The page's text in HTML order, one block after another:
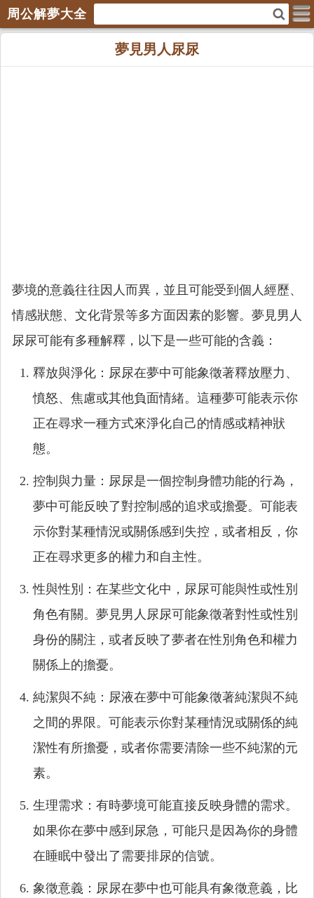
周公解夢大全
夢見男人尿尿
夢境的意義往往因人而異，並且可能受到個人經歷、
情感狀態、文化背景等多方面因素的影響。夢見男人
尿尿可能有多種解釋，以下是一些可能的含義：
釋放與淨化：尿尿在夢中可能象徵著釋放壓力、
憤怒、焦慮或其他負面情緒。這種夢可能表示你
正在尋求一種方式來淨化自己的情感或精神狀
態。
控制與力量：尿尿是一個控制身體功能的行為，
夢中可能反映了對控制感的追求或擔憂。可能表
示你對某種情況或關係感到失控，或者相反，你
正在尋求更多的權力和自主性。
性與性別：在某些文化中，尿尿可能與性或性別
角色有關。夢見男人尿尿可能象徵著對性或性別
身份的關注，或者反映了夢者在性別角色和權力
關係上的擔憂。
純潔與不純：尿液在夢中可能象徵著純潔與不純
之間的界限。可能表示你對某種情況或關係的純
潔性有所擔憂，或者你需要清除一些不純潔的元
素。
生理需求：有時夢境可能直接反映身體的需求。
如果你在夢中感到尿急，可能只是因為你的身體
在睡眠中發出了需要排尿的信號。
象徵意義：尿尿在夢中也可能具有象徵意義，比